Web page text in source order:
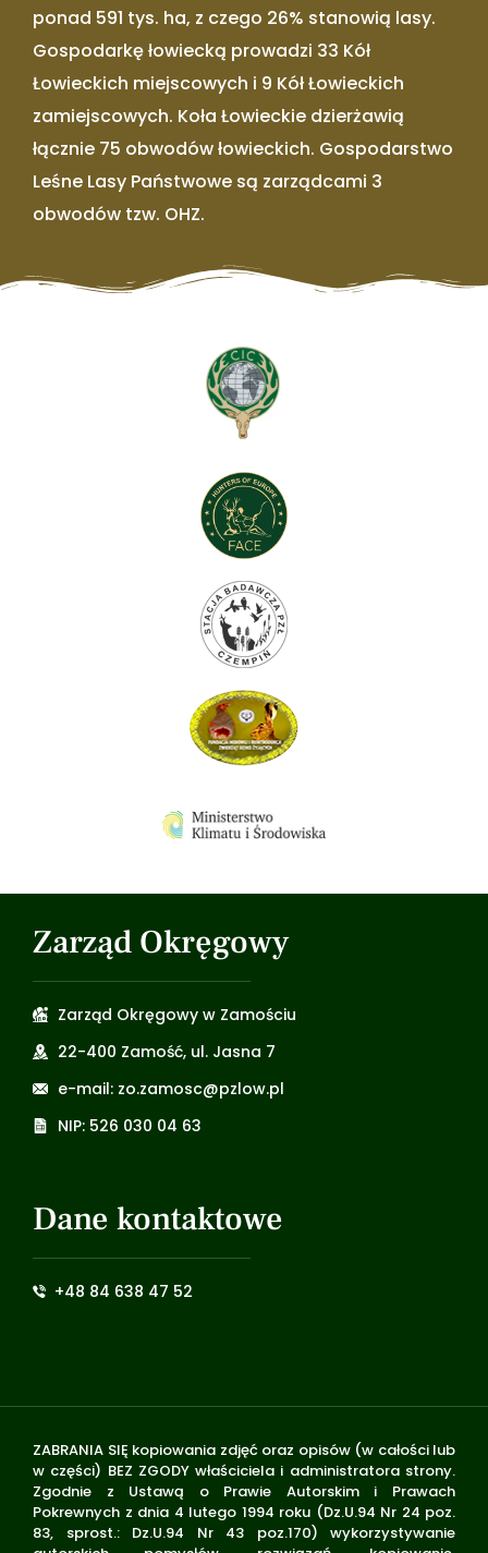
ponad 591 tys. ha, z czego 26% stanowią lasy.
Gospodarkę łowiecką prowadzi 33 Kół
Łowieckich miejscowych i 9 Kół Łowieckich
zamiejscowych. Koła Łowieckie dzierżawią
łącznie 75 obwodów łowieckich. Gospodarstwo
Leśne Lasy Państwowe są zarządcami 3
obwodów tzw. OHZ.
Zarząd Okręgowy
Zarząd Okręgowy w Zamościu
22-400 Zamość, ul. Jasna 7
e-mail: zo.zamosc@pzlow.pl
NIP: 526 030 04 63
Dane kontaktowe
+48 84 638 47 52
ZABRANIA SIĘ kopiowania zdjęć oraz opisów (w całości lub
w części) BEZ ZGODY właściciela i administratora strony.
Zgodnie z Ustawą o Prawie Autorskim i Prawach
Pokrewnych z dnia 4 lutego 1994 roku (Dz.U.94 Nr 24 poz.
83, sprost.: Dz.U.94 Nr 43 poz.170) wykorzystywanie